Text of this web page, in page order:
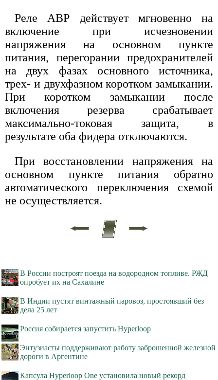
Реле АВР действует мгновенно на
включение при исчезновении
напряжения на основном пункте
питания, перегорании предохранителей
на двух фазах основного источника,
трех- и двухфазном коротком замыкании.
При коротком замыкании после
включения резерва срабатывает
максимально-токовая защита, в
результате оба фидера отключаются.
При восстановлении напряжения на
основном пункте питания обратно
автоматического переключения схемой
не осуществляется.
В России построят поезда на водородном топливе. РЖД
опробует их на Сахалине
В Индии пустят винтажный паровоз, простоявший без
дела 25 лет
Россия собирается запустить Hyperloop
Энтузиасты поддерживают работу заброшенной железной
дороги в Аргентине
Капсула Hyperloop One установила новый рекорд